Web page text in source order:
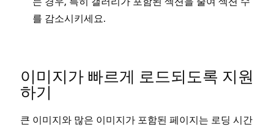
를 감소시키세요.
이미지가 빠르게 로드되도록 지원
하기
큰 이미지와 많은 이미지가 포함된 페이지는 로딩 시간